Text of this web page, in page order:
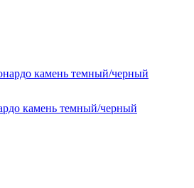
камень темный/черный